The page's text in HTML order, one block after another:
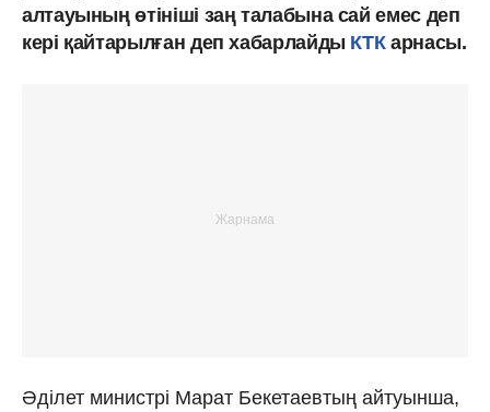
алтауының өтініші заң талабына сай емес деп
кері қайтарылған деп хабарлайды КТКарнасы.
Әділет министрі Марат Бекетаевтың айтуынша,